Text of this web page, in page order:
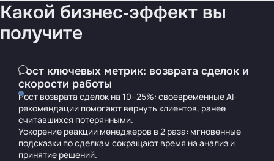
Какой бизнес‑эффект вы
получите
Рост ключевых метрик: возврата сделок и
скорости работы
Рост возврата сделок на 10–25%: своевременные AI-
рекомендации помогают вернуть клиентов, ранее
считавшихся потерянными.
Ускорение реакции менеджеров в 2 раза: мгновенные
подсказки по сделкам сокращают время на анализ и
принятие решений.